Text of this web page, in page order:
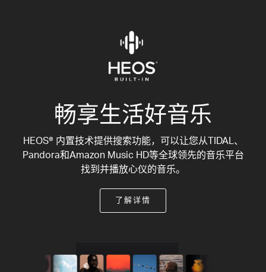
畅享生活好音乐
HEOS® 内置技术提供搜索功能，可以让您从TIDAL、
Pandora和Amazon Music HD等全球领先的音乐平台
找到并播放心仪的音乐。
了解详情